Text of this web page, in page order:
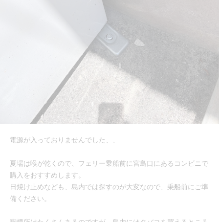
電源が入っておりませんでした、、
夏場は喉が乾くので、フェリー乗船前に宮島口にあるコンビニで
購入をおすすめします。
日焼け止めなども、島内では探すのが大変なので、乗船前にご準
備ください。